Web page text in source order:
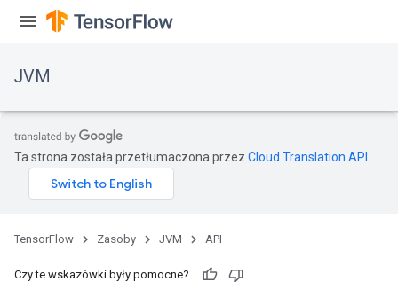
JVM
Ta strona została przetłumaczona przez Cloud Translation API
TensorFlow Zasoby JVM API
Czy te wskazówki były pomocne?